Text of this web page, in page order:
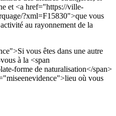
et <a href="https://ville-
?xml=F15830">que vous
au rayonnement de la
vous êtes dans une autre
à la <span
forme de naturalisation</span>
où vous